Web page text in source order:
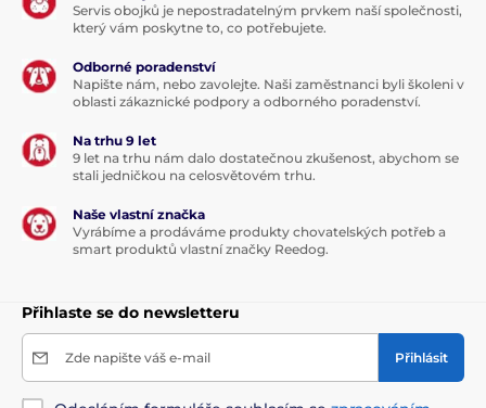
Servis obojků je nepostradatelným prvkem naší společnosti,
který vám poskytne to, co potřebujete.
Odborné poradenství
Napište nám, nebo zavolejte. Naši zaměstnanci byli školeni v
oblasti zákaznické podpory a odborného poradenství.
Na trhu 9 let
9 let na trhu nám dalo dostatečnou zkušenost, abychom se
stali jedničkou na celosvětovém trhu.
Naše vlastní značka
Vyrábíme a prodáváme produkty chovatelských potřeb a
smart produktů vlastní značky Reedog.
Přihlaste se do newsletteru
Zde napište váš e-mail Přihlásit